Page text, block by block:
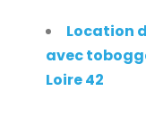
Location
avec
Loire 42